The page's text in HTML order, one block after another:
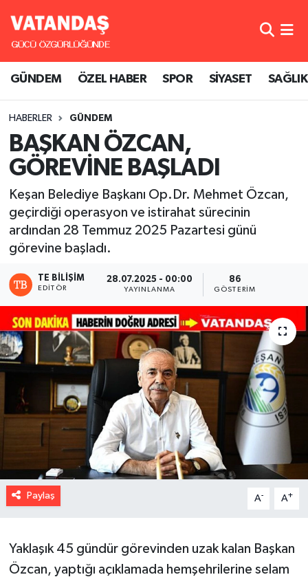
GÜNDEM ÖZEL HABER SPOR SİYASET SAĞLIK
HABERLER GÜNDEM
BAŞKAN ÖZCAN,
GÖREVİNE BAŞLADI
Keşan Belediye Başkanı Op.Dr. Mehmet Özcan,
geçirdiği operasyon ve istirahat sürecinin
ardından 28 Temmuz 2025 Pazartesi günü
görevine başladı.
TE BILIŞIM
EDITÖR
28.07.2025 - 00:00
YAYINLANMA
86
GÖSTERIM
Paylaş A- A+
Yaklaşık 45 gündür görevinden uzak kalan Başkan
Özcan, yaptığı açıklamada hemşehrilerine selam
GÜNDEM
SPOR
SİYASET
SAĞLIK
Hava Durumu
Süper Lig Puan Durumu ve Fikstür
Tüm Manşetler
Son Dakika Haberleri
Haber Arşivi